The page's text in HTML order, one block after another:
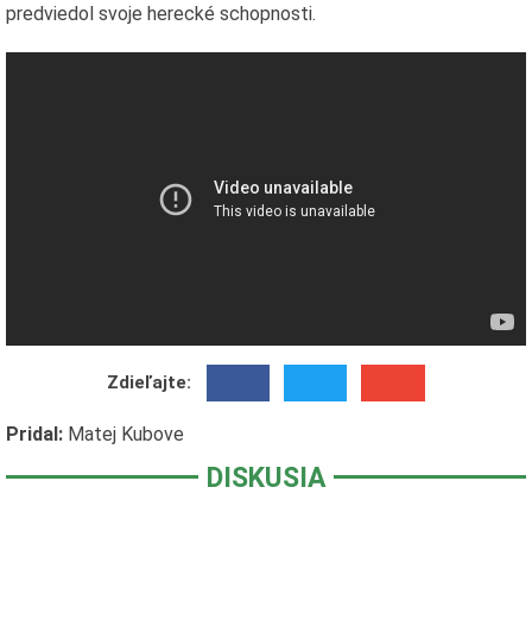
predviedol svoje herecké schopnosti.
Zdieľajte:
Pridal: Matej Kubove
DISKUSIA